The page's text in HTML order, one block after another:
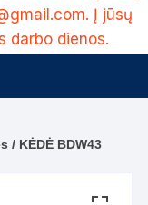
Į jūsų
darbo dienos.
/ KĖDĖ BDW43